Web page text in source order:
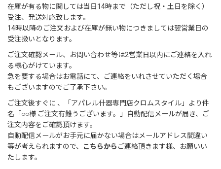
在庫が有る物に関しては当日14時まで（ただし祝・土日を除く）
受注、発送対応致します。
14時以降のご注文および在庫が無い物につきましては翌営業日の
受注扱いとなります。
ご注文確認メール、お問い合わせ等は2営業日以内にご連絡を入れ
る様心がけています。
急を要する場合はお電話にて、ご連絡をいれさせていただく場合
もございますのでご了承下さい。
ご注文後すぐに 、「アパレル什器専門店クロムスタイル」より件
名「○○様 ご注文有難うございます。」自動配信メールが届き、ご
注文内容をご確認頂けます。
自動配信メールがお手元に届かない場合はメールアドレス間違い
等が考えられますので、
こちらから ご連絡頂きます様、お願いい
たします。